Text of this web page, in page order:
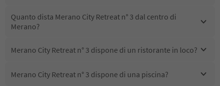
Quanto dista Merano City Retreat n° 3 dal centro di
Merano?
Merano City Retreat n° 3 dispone di un ristorante in loco?
Merano City Retreat n° 3 dispone di una piscina?